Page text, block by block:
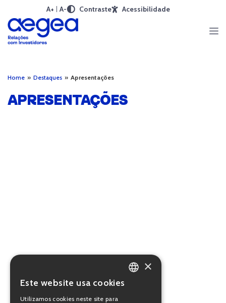
A+ A- Contraste Acessibilidade
Home » Destaques » Apresentações
APRESENTAÇÕES
PORTUGUESE
×
Este website usa cookies
Utilizamos cookies neste site para